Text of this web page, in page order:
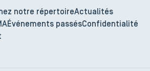
notre répertoireActualités
Événements passésConfidentialité